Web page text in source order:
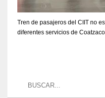
Tren de pasajeros del CIIT no
diferentes servicios de